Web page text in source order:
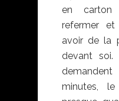
en carton
refermer et
avoir de la
devant soi.
demandent
minutes, le